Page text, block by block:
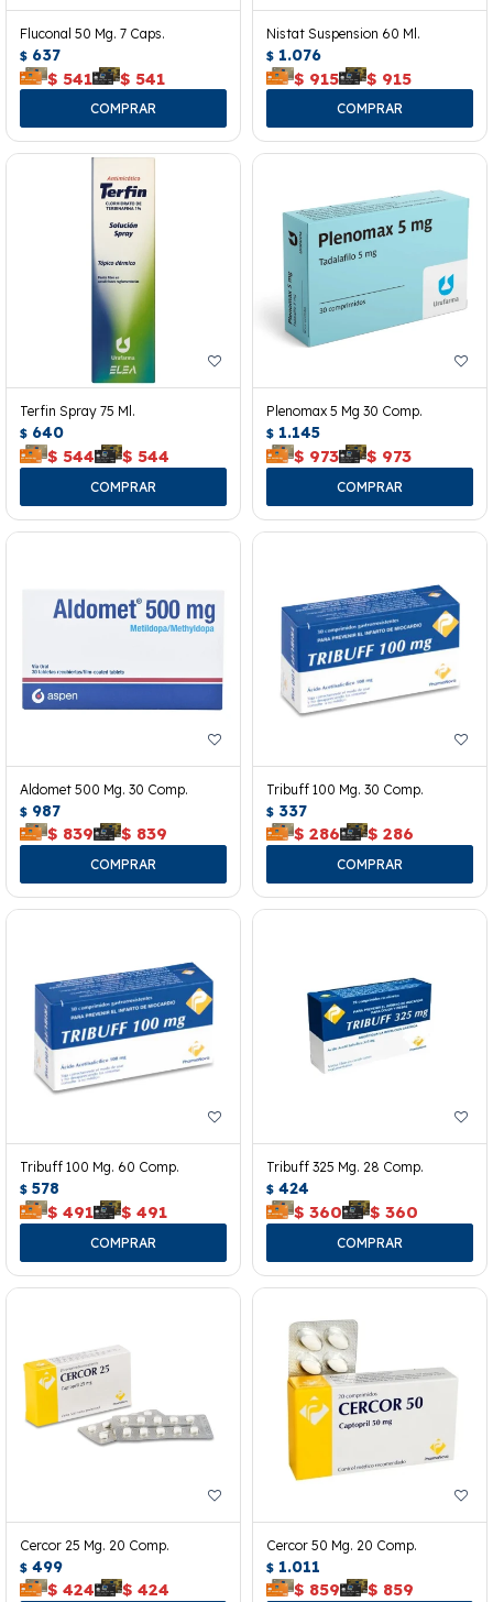
Fluconal 50 Mg. 7 Caps.
$ 637
$ 541 $ 541
Nistat Suspension 60 Ml.
$ 1.076
$ 915 $ 915
Terfin Spray 75 Ml.
$ 640
$ 544 $ 544
Plenomax 5 Mg 30 Comp.
$ 1.145
$ 973 $ 973
Aldomet 500 Mg. 30 Comp.
$ 987
$ 839 $ 839
Tribuff 100 Mg. 30 Comp.
$ 337
$ 286 $ 286
Tribuff 100 Mg. 60 Comp.
$ 578
$ 491 $ 491
Tribuff 325 Mg. 28 Comp.
$ 424
$ 360 $ 360
Cercor 25 Mg. 20 Comp.
$ 499
$ 424 $ 424
Cercor 50 Mg. 20 Comp.
$ 1.011
$ 859 $ 859